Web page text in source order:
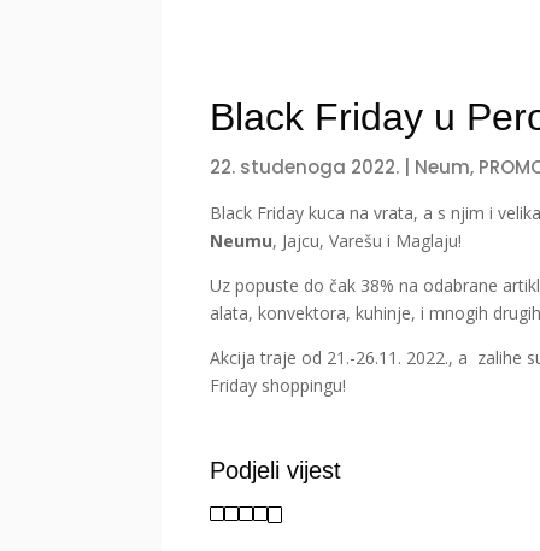
Black Friday u
22. studenoga 2022. Neum,
Black Fridaykuca na vrata, a snjim i
Neumu, Jajcu,Varešu i Maglaju!
Uz popuste dočak 38%na odabrane
alata,konvektora,kuhinje, imnogih
Akcija traje od 21.-26.11. 2022., a zalihe
Friday shoppingu!
Podjeli vijest